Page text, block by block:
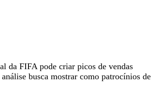
da FIFA pode criar picos de vendas
busca mostrar como patrocínios de